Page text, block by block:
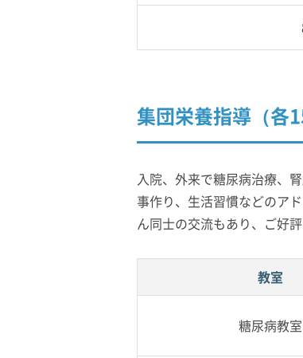
集団栄養指導（各
入院、外来で糖尿病治療、
事作り、生活習慣などのア
ん同士の交流もあり、ご好
教室
糖尿病教室